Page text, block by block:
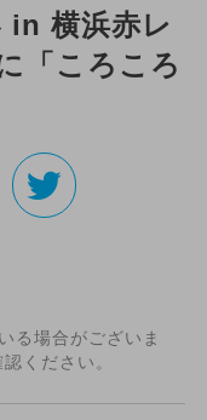
in 横浜赤レ
「ころころ
る場合がございま
ください。